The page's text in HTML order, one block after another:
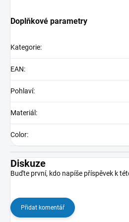
Doplňkové parametry
Kategorie:
EAN:
Pohlaví:
Materiál :
Color:
Diskuze
Buďte první, kdo napíše příspěvek k
Přidat komentář